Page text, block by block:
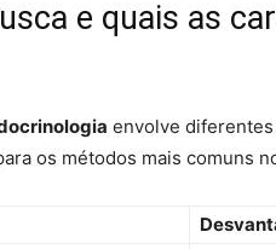
e quais as
envolve diferentes
os métodos mais comuns